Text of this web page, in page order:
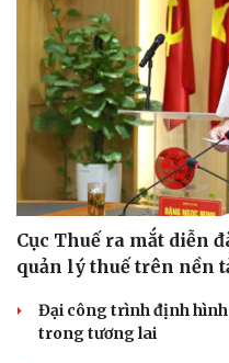
Cục Thuế ra mắt diễn
quản lý thuế trên nền
Đại công trình định
trong tương lai